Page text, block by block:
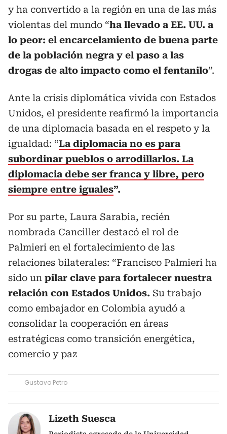
y ha convertido a la región en una de las más
violentas del mundo “ha llevado a EE. UU. a
lo peor: el encarcelamiento de buena parte
de la población negra y el paso a las
drogas de alto impacto como el fentanilo”.
Ante la crisis diplomática vivida con Estados
Unidos, el presidente reafirmó la importancia
de una diplomacia basada en el respeto y la
igualdad: “La diplomacia no es para
subordinar pueblos o arrodillarlos. La
diplomacia debe ser franca y libre, pero
siempre entre iguales”.
Por su parte, Laura Sarabia, recién
nombrada Canciller destacó el rol de
Palmieri en el fortalecimiento de las
relaciones bilaterales: “Francisco Palmieri ha
sido un pilar clave para fortalecer nuestra
relación con Estados Unidos. Su trabajo
como embajador en Colombia ayudó a
consolidar la cooperación en áreas
estratégicas como transición energética,
comercio y paz
Gustavo Petro
Lizeth Suesca